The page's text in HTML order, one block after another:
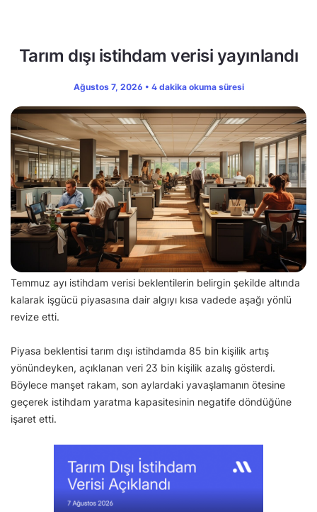
Tarım dışı istihdam verisi yayınlandı
Ağustos 7, 2026 • 4 dakika okuma süresi
Temmuz ayı istihdam verisi beklentilerin belirgin şekilde altında
kalarak işgücü piyasasına dair algıyı kısa vadede aşağı yönlü
revize etti.
Piyasa beklentisi tarım dışı istihdamda 85 bin kişilik artış
yönündeyken, açıklanan veri 23 bin kişilik azalış gösterdi.
Böylece manşet rakam, son aylardaki yavaşlamanın ötesine
geçerek istihdam yaratma kapasitesinin negatife döndüğüne
işaret etti.